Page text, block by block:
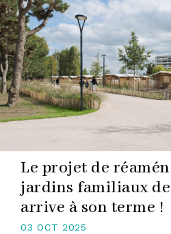
Le projet de
jardins familiaux
arrive à son terme !
03 OCT 2025